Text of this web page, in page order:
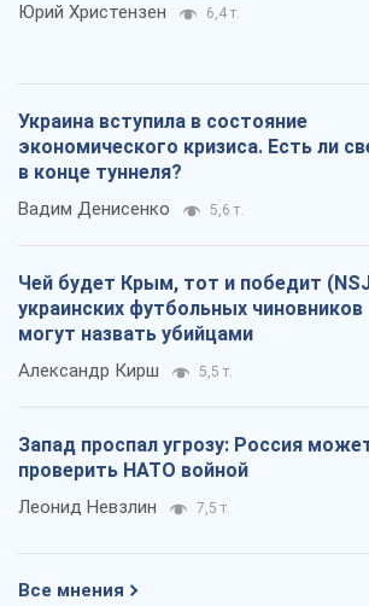
Юрий Христензен 6,4 т.
Украина вступила в состояние
экономического кризиса. Есть ли
в конце туннеля?
Вадим Денисенко 5,6 т.
Чей будет Крым, тот и победит
украинских футбольных чиновников
могут назвать убийцами
Александр Кирш 5,5 т.
Запад проспал угрозу: Россия
проверить НАТО войной
Леонид Невзлин 7,5 т.
Все мнения